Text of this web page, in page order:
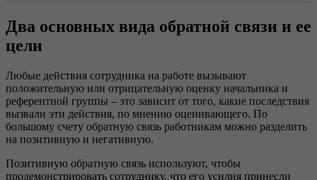
Два основных вида обратной связи и ее
цели
Любые действия сотрудника на работе вызывают
положительную или отрицательную оценку начальника и
референтной группы – это зависит от того, какие последствия
вызвали эти действия, по мнению оценивающего. По
большому счету обратную связь работникам можно разделить
на позитивную и негативную.
Позитивную обратную связь используют, чтобы
продемонстрировать сотруднику, что его усилия принесли